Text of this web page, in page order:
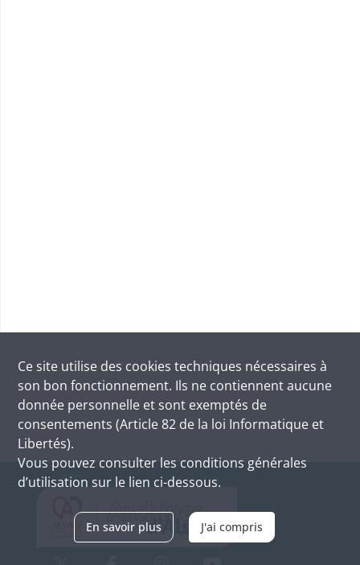
Ce site utilise des cookies techniques nécessaires à
son bon fonctionnement. Ils ne contiennent aucune
donnée personnelle et sont exemptés de
consentements (Article 82 de la loi Informatique et
Libertés).
Vous pouvez consulter les conditions générales
d’utilisation sur le lien ci-dessous.
En savoir plus J'ai compris